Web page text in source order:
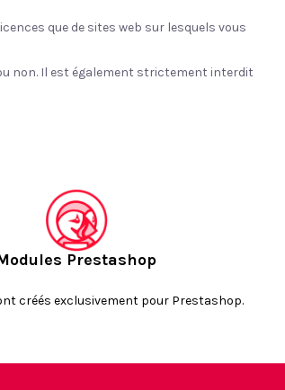
que de sites web sur lesquels vous
non. Il est également strictement interdit
Prestashop
créés exclusivement pour Prestashop.